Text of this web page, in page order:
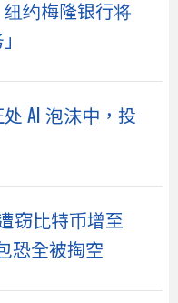
约梅隆银行将
AI 泡沫中，投
窃比特币增至
恐全被掏空